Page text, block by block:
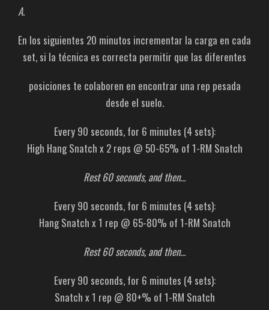
A.
En los siguientes 20 minutos incrementar la carga en cada
set, si la técnica es correcta permitir que las diferentes
posiciones te colaboren en encontrar una rep pesada
desde el suelo.
Every 90 seconds, for 6 minutes (4 sets):
High Hang Snatch x 2 reps @ 50-65% of 1-RM Snatch
Rest 60 seconds, and then…
Every 90 seconds, for 6 minutes (4 sets):
Hang Snatch x 1 rep @ 65-80% of 1-RM Snatch
Rest 60 seconds, and then…
Every 90 seconds, for 6 minutes (4 sets):
Snatch x 1 rep @ 80+% of 1-RM Snatch